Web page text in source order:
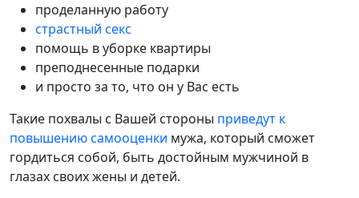
проделанную работу
страстный секс
помощь в уборке квартиры
преподнесенные подарки
и просто за то, что он у Вас есть
Такие похвалы с Вашей стороны приведут к
повышению самооценки мужа, который сможет
гордиться собой, быть достойным мужчиной в
глазах своих жены и детей.